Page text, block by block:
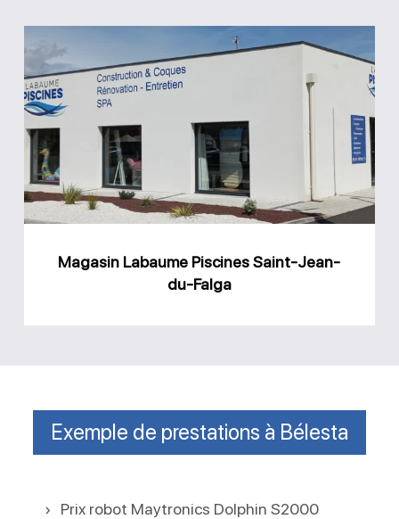
Magasin
Saint-
Jean-
du-
Falga
Magasin Labaume Piscines Saint-Jean-
du-Falga
Exemple de prestations à Bélesta
Prix robot Maytronics Dolphin S2000